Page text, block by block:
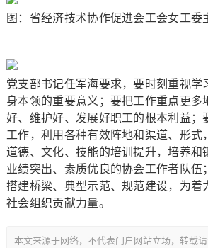
图：省经济技术协作促进会工会女工委
党支部书记任军海要求，要时刻重视学
身本领的重要意义；要把工作重点更多
好、维护好、发展好职工的根本利益；
工作，利用各种有效阵地和渠道、形式
道德、文化、技能的培训提升，培养和
业绩突出、素质优良的协会工作者队伍
搭建桥梁、典型示范、规范建设，为着
社会组织贡献力量。
本文来源于网络，不代表门户网站立场，转载请